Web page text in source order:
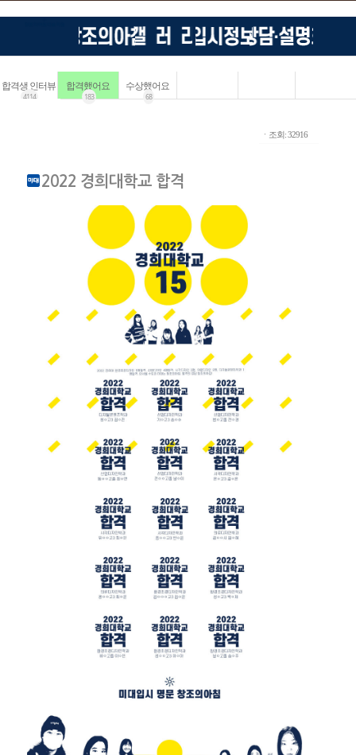
합격생 인터뷰
4114
합격했어요
183
수상했어요
68
ㆍ조회: 32916
2022 경희대학교 합격